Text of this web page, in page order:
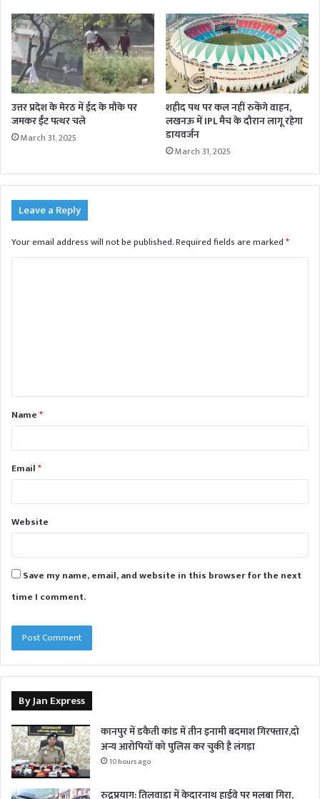
उत्तर प्रदेश के मेरठ में ईद के मौके पर
जमकर ईंट पत्थर चले
March 31, 2025
शहीद पथ पर कल नहीं रुकेंगे वाहन,
लखनऊ में IPL मैच के दौरान लागू रहेगा
डायवर्जन
March 31, 2025
Leave a Reply
Your email address will not be published.Required fields are marked*
t
*Name*
Email*
Website
Save my name, email, and website in this browser for the next
time I comment.
By Jan Express
कानपुर में डकैती कांड में तीन इनामी बदमाश गिरफ्तार,दो
अन्य आरोपियों को पुलिस कर चुकी है लंगड़ा
10 hours ago
रुद्रप्रयाग: तिलवाड़ा में केदारनाथ हाईवे पर मलबा गिरा,